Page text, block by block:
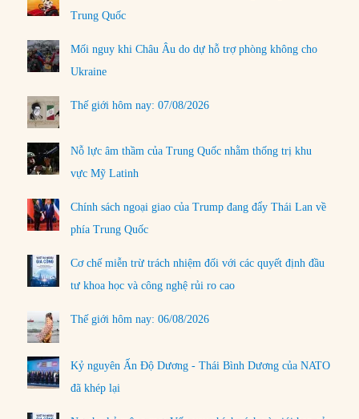
Trung Quốc
Mối nguy khi Châu Âu do dự hỗ trợ phòng không cho
Ukraine
Thế giới hôm nay: 07/08/2026
Nỗ lực âm thầm của Trung Quốc nhằm thống trị khu
vực Mỹ Latinh
Chính sách ngoại giao của Trump đang đẩy Thái Lan về
phía Trung Quốc
Cơ chế miễn trừ trách nhiệm đối với các quyết định đầu
tư khoa học và công nghệ rủi ro cao
Thế giới hôm nay: 06/08/2026
Kỷ nguyên Ấn Độ Dương - Thái Bình Dương của NATO
đã khép lại